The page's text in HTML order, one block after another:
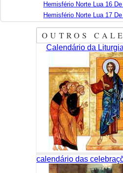
Hemisfério Norte Lua 16
Hemisfério Norte Lua 17
OUTROS
Calendário da
calendário das